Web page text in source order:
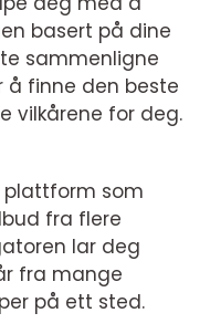
basert på dine
sammenligne
å finne den beste
vilkårene for deg.
plattform som
fra flere
lar deg
fra mange
på ett sted.